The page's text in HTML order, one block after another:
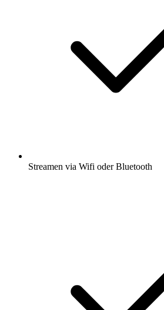
Streamen via Wifi oder Bluetooth